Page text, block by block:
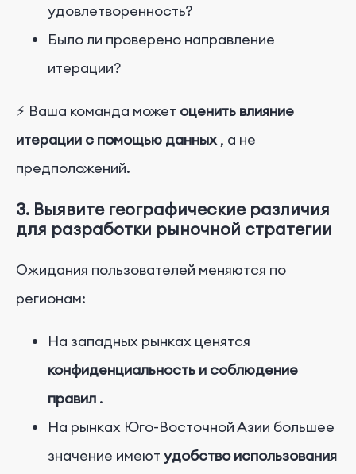
удовлетворенность?
Было ли проверено направление
итерации?
⚡ Ваша команда может оценить влияние
итерации с помощью данных , а не
предположений.
3. Выявите географические различия
для разработки рыночной стратегии
Ожидания пользователей меняются по
регионам:
На западных рынках ценятся
конфиденциальность и соблюдение
правил .
На рынках Юго-Восточной Азии большее
значение имеют удобство использования